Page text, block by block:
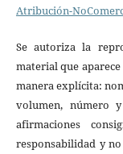
Atribución-
Se autoriza la
material que
manera explícita:
volumen, número
afirmaciones
responsabilidad y